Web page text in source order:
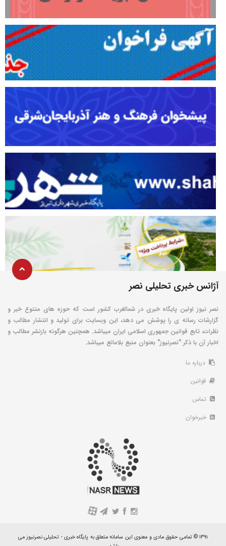
آژانس خبری تحلیلی نصر
نصر نیوز اولین پایگاه خبری در شمالغرب کشور است که حوزه های متنوع خبر و
گزارشات رسانه ی را پوشش می دهد، این وبسایت برای تولید و انتشار مطالب و
نظرات، تابع قوانین جمهوری اسلامی ایران میباشد. همچنین هرگونه بازنشر مطالب و
اخبار آن با ذکر "نصرنیوز" بعنوان منبع بلامانع میباشد.
درباره ما
قوانین
تماس
خبرخوان
A
۱۳۹۱ © تمامی حقوق مادی و معنوی این سامانه متعلق به پایگاه خبری - تحلیلی نصرنیوز می